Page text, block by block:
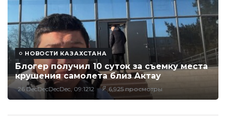
НОВОСТИ КАЗАХСТАНА
Блогер получил 10 суток за съемку места
крушения самолета близ Актау
26 DecDecDecDec, 09:1212 6,925 просмотры